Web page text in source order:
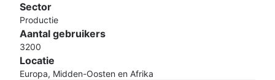
Sector
Productie
Aantal gebruikers
3200
Locatie
Europa, Midden-Oosten en Afrika